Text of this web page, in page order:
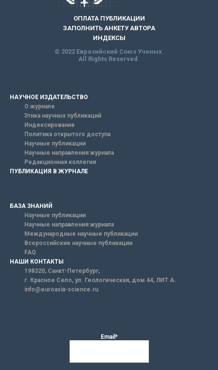
ОПЛАТА ПУБЛИКАЦИИ
ЗАПОЛНИТЬ АНКЕТУ АВТОРА
ИНДЕКСЫ
© 2022 Евразийский Союз Ученых.
All Rights Reserved.
НАУЧНОЕ ИЗДАТЕЛЬСТВО
О журнале
Этика научных публикаций
Индексирование
Политика открытого доступа
Научные публикации
Научные направления журнала
Редакционная коллегия
ПУБЛИКАЦИЯ В ЖУРНАЛЕ
БАЗА ЗНАНИЙ
Научные публикации
Научные направления журнала
Международные научные публикации
Всероссийские научные публикации
FAQ
НАШИ КОНТАКТЫ
198320, Санкт-Петербург,
г. Красное Село, ул. Геологическая, дом 44, ЛИТ А.
info@euroasia-science.ru
Email*